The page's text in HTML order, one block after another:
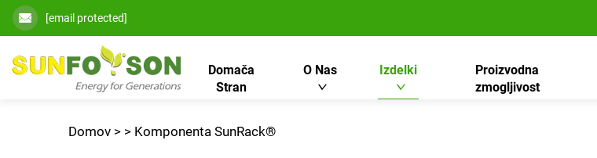
[email protected]
Domača
Stran
O Nas Izdelki
Proizvodna
zmogljivost
Domov > > Komponenta SunRack®